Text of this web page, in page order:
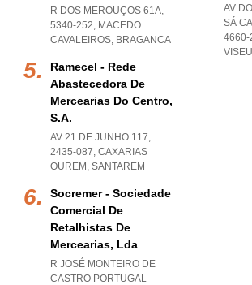
R DOS MEROUÇOS 61A,
5340-252, MACEDO
CAVALEIROS, BRAGANCA
Ramecel - Rede
Abastecedora De
Mercearias Do Centro,
S.a.
AV 21 DE JUNHO 117,
2435-087, CAXARIAS
OUREM , SANTAREM
Socremer - Sociedade
Comercial De
Retalhistas De
Mercearias, Lda
R JOSÉ MONTEIRO DE
CASTRO PORTUGAL
AV
SÁ
4660-
VISEU